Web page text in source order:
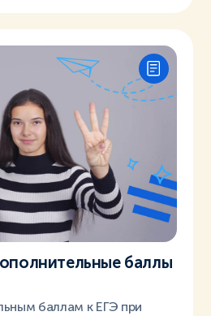
баллы
баллам к ЕГЭ при